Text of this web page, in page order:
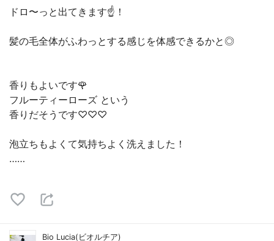
⁡ドロ〜っと出てきます☝！⁡
⁡髪の毛全体がふわっとする感じを体感できるかと◎⁡
⁡香りもよいです🌹
⁡フルーティーローズ という⁡
⁡香りだそうです♡♡♡⁡
泡立ちもよくて気持ちよく洗えました！⁡
⁡……⁡
Bio Lucia(ビオルチア)